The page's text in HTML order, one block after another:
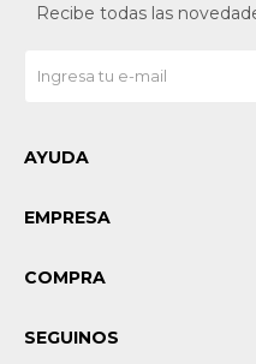
Recibe todas las
AYUDA
EMPRESA
COMPRA
SEGUINOS